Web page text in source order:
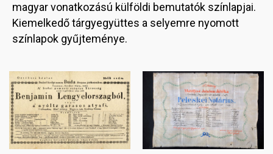
magyar vonatkozású külföldi bemutatók színlapjai.
Kiemelkedő tárgyegyüttes a selyemre nyomott
színlapok gyűjteménye.
Image Image